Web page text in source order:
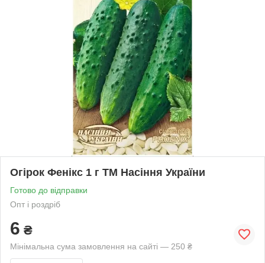
Огірок Фенікс 1 г ТМ Насіння України
Готово до відправки
Опт і роздріб
6 ₴
Мінімальна сума замовлення на сайті — 250 ₴